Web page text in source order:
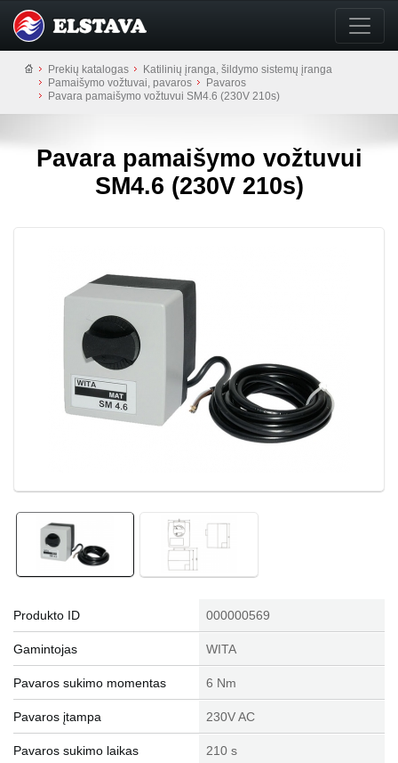
Prekių katalogas
Katilinių įranga, šildymo sistemų įranga
Pamaišymo vožtuvai, pavaros
Pavaros
Pavara pamaišymo vožtuvui SM4.6 (230V 210s)
Pavara pamaišymo vožtuvui
SM4.6 (230V 210s)
Produkto ID 000000569
Gamintojas WITA
Pavaros sukimo momentas 6 Nm
Pavaros įtampa 230V AC
Pavaros sukimo laikas 210 s